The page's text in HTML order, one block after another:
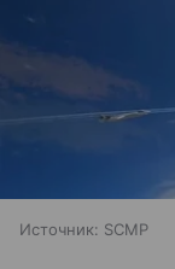
Источник: SCMP